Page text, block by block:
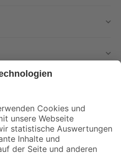
und Aktionen mehr verpassen!